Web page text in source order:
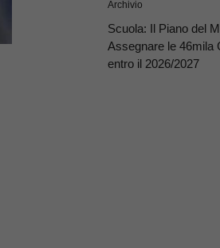
Archivio
Scuola: Il Piano del
Assegnare le 46mila
entro il 2026/2027